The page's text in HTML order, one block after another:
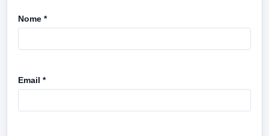
Nome *
Email *